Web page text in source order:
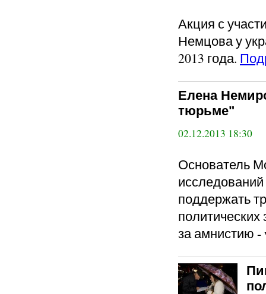
Акция с
Немцова у
2013 года.
Елена
тюрьме"
02.12.2013 18:30
Основатель
поддержать
за амнистию -